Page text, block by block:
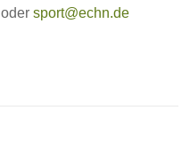
odersport@echn.de